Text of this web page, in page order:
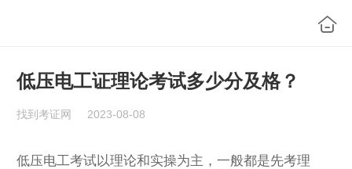
低压电工证理论考试多少分及格？
找到考证网 2023-08-08
低压电工考试以理论和实操为主，一般都是先考理